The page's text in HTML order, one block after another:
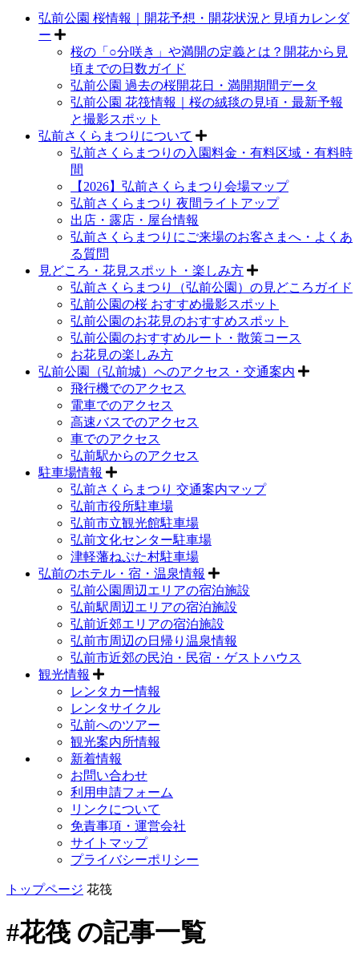
弘前公園 桜情報｜開花予想・開花状況と見頃カレンダ
ー
桜の「○分咲き」や満開の定義とは？開花から見
頃までの日数ガイド
弘前公園 過去の桜開花日・満開期間データ
弘前公園 花筏情報｜桜の絨毯の見頃・最新予報
と撮影スポット
弘前さくらまつりについて
弘前さくらまつりの入園料金・有料区域・有料時
間
【2026】弘前さくらまつり会場マップ
弘前さくらまつり 夜間ライトアップ
出店・露店・屋台情報
弘前さくらまつりにご来場のお客さまへ・よくあ
る質問
見どころ・花見スポット・楽しみ方
弘前さくらまつり（弘前公園）の見どころガイド
弘前公園の桜 おすすめ撮影スポット
弘前公園のお花見のおすすめスポット
弘前公園のおすすめルート・散策コース
お花見の楽しみ方
弘前公園（弘前城）へのアクセス・交通案内
飛行機でのアクセス
電車でのアクセス
高速バスでのアクセス
車でのアクセス
弘前駅からのアクセス
駐車場情報
弘前さくらまつり 交通案内マップ
弘前市役所駐車場
弘前市立観光館駐車場
弘前文化センター駐車場
津軽藩ねぷた村駐車場
弘前のホテル・宿・温泉情報
弘前公園周辺エリアの宿泊施設
弘前駅周辺エリアの宿泊施設
弘前近郊エリアの宿泊施設
弘前市周辺の日帰り温泉情報
弘前市近郊の民泊・民宿・ゲストハウス
観光情報
レンタカー情報
レンタサイクル
弘前へのツアー
観光案内所情報
新着情報
お問い合わせ
利用申請フォーム
リンクについて
免責事項・運営会社
サイトマップ
プライバシーポリシー
トップページ 花筏
#花筏 の記事一覧